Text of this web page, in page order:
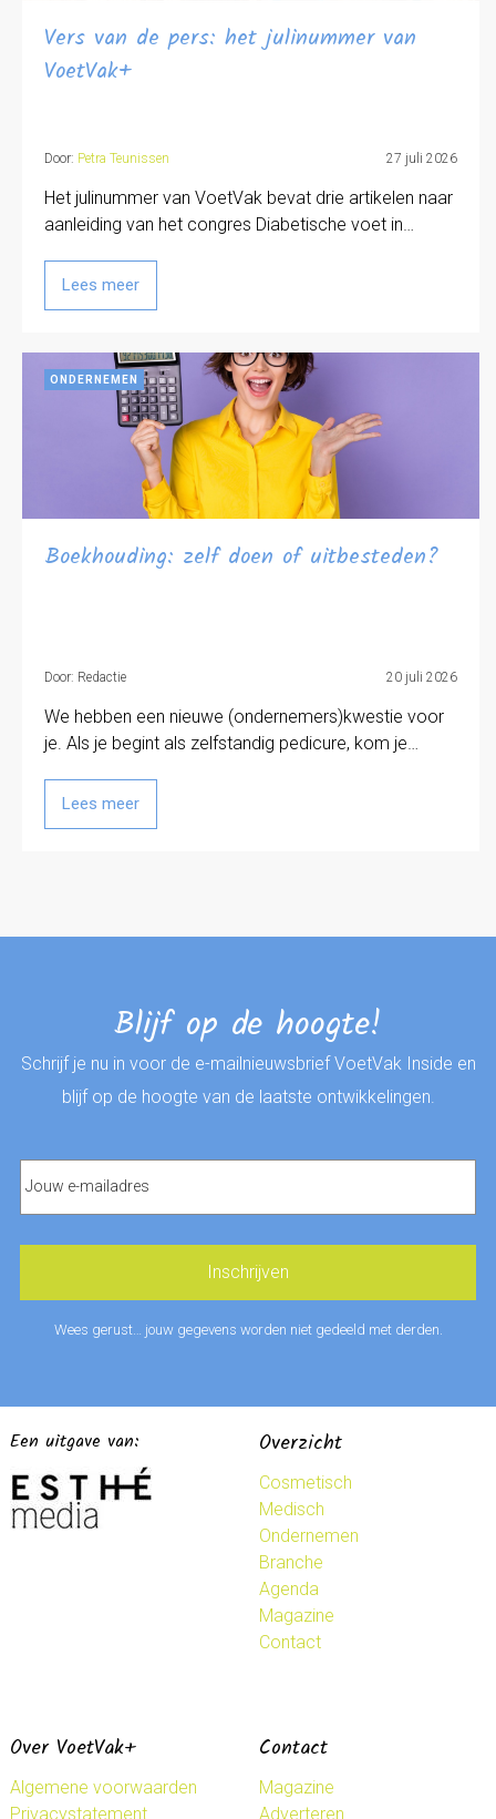
Vers van de pers: het julinummer van
VoetVak+
Door: Petra Teunissen 27 juli 2026
Het julinummer van VoetVak bevat drie artikelen naar
aanleiding van het congres Diabetische voet in…
Lees meer
ONDERNEMEN
Boekhouding: zelf doen of uitbesteden?
Door: Redactie 20 juli 2026
We hebben een nieuwe (ondernemers)kwestie voor
je. Als je begint als zelfstandig pedicure, kom je…
Lees meer
Blijf op de hoogte!
Schrijf je nu in voor de e-mailnieuwsbrief VoetVak Inside en
blijf op de hoogte van de laatste ontwikkelingen.
Wees gerust… jouw gegevens worden niet gedeeld met derden.
Een uitgave van: Overzicht
Cosmetisch
Medisch
Ondernemen
Branche
Agenda
Magazine
Contact
Over VoetVak+
Algemene voorwaarden
Privacystatement
Contact
Magazine
Adverteren